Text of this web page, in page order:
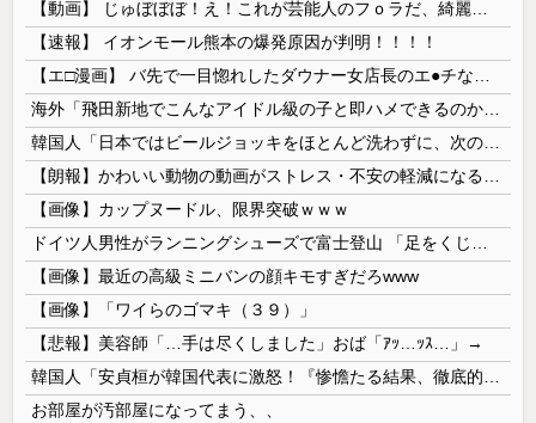
【速報】 イオンモール熊本の爆発原因が判明！！！！
【画像】カップヌードル、限界突破ｗｗｗ
【画像】最近の高級ミニバンの顔キモすぎだろwww
【画像】「ワイらのゴマキ（３９）」
【悲報】美容師「…手は尽くしました」おば「ｱｯ…ｯｽ…」→
お部屋が汚部屋になってまう、、